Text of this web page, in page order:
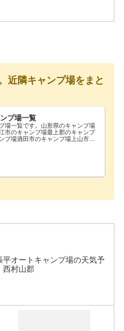
近隣キャンプ場をまと
プ場一覧
場一覧です。山形県のキャンプ場
市のキャンプ場最上郡のキャンプ
プ場酒田市のキャンプ場上山市の
平オートキャンプ場の天気予
西村山郡